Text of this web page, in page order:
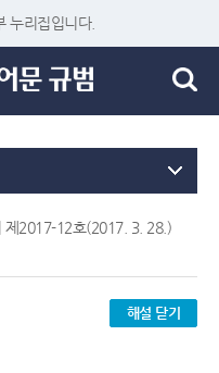
누리집입니다.
제2017-12호(2017. 3. 28.)
해설 닫기